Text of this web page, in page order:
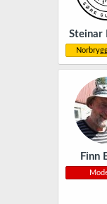
rSteinar
Finn